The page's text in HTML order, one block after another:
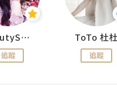
BeautySearch
追蹤
ToTo 杜
追蹤